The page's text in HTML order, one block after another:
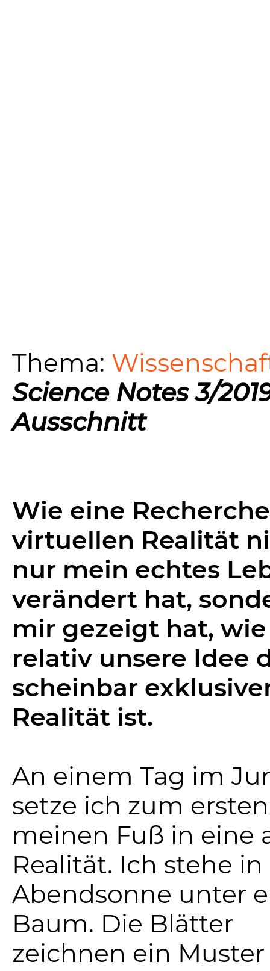
Thema:
Science Notes 3/
Ausschnitt
Wie eine
virtuellen Realität
nur mein echtes
verändert hat,
mir gezeigt hat, wie
relativ unsere Idee
scheinbar
Realität ist.
An einem Tag im
setze ich zum
meinen Fuß in eine
Realität. Ich stehe
Abendsonne unter
Baum. Die Blätter
zeichnen ein